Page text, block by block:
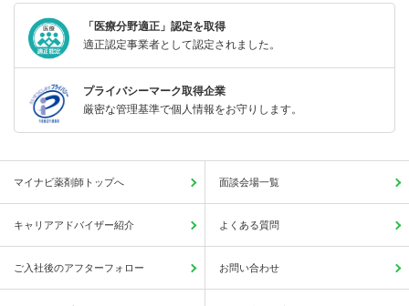
「医療分野適正」認定を取得
適正認定事業者として認定されました。
プライバシーマーク取得企業
厳密な管理基準で個人情報をお守りします。
マイナビ薬剤師トップへ 面談会場一覧
キャリアアドバイザー紹介 よくある質問
ご入社後のアフターフォロー お問い合わせ